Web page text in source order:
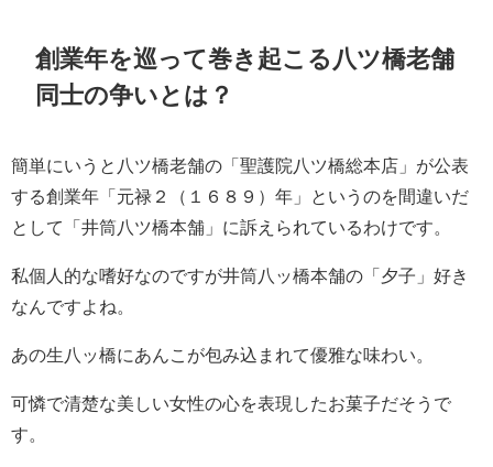
創業年を巡って巻き起こる八ツ橋老舗
同士の争いとは？
簡単にいうと八ツ橋老舗の「聖護院八ツ橋総本店」が公表
する創業年「元禄２（１６８９）年」というのを間違いだ
として「井筒八ツ橋本舗」に訴えられているわけです。
私個人的な嗜好なのですが井筒八ッ橋本舗の「夕子」好き
なんですよね。
あの生八ッ橋にあんこが包み込まれて優雅な味わい。
可憐で清楚な美しい女性の心を表現したお菓子だそうで
す。